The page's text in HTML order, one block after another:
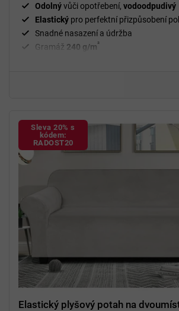
Odolnývůči opotřebení, vodoodpudivý
Elastický pro perfektní přizpůsobení
Snadné nasazení a údržba
Gramáž 240 g/m²
Sleva 20% s
kódem:
RADOST20
Elastický plyšový potah na